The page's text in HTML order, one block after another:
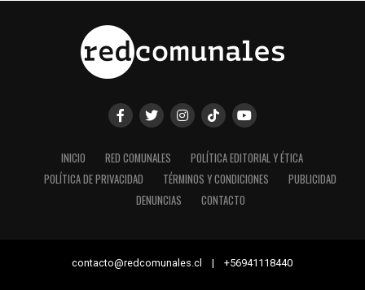
INICIO RED COMUNALES
POLÍTICA EDITORIAL Y ÉTICA
POLÍTICA DE PRIVACIDAD
TÉRMINOS Y CONDICIONES
PUBLICIDAD
DENUNCIAS
CONTACTO
contacto@redcomunales.cl | +56941118440